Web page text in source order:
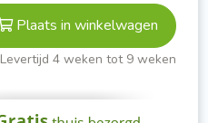
Plaats in winkelwagen
Levertijd 4 weken tot 9 weken